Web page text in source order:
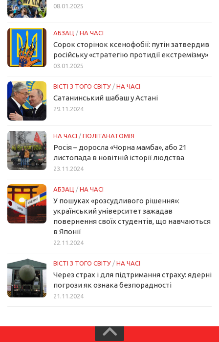
08.01.2025
АБЗАЦ / НА ЧАСІ
Сорок сторінок ксенофобії: путін затвердив
російську «стратегію протидії екстремізму»
03.01.2025
ВІСТІ З ТОГО СВІТУ / НА ЧАСІ
Сатанинський шабаш у Астані
29.11.2024
НА ЧАСІ / ПОЛІТАНАТОМІЯ
Росія – доросла «Чорна мамба», або 21
листопада в новітній історії людства
23.11.2024
АБЗАЦ / НА ЧАСІ
У пошуках «розсудливого рішення»:
український університет зажадав
повернення своїх студентів, що навчаються
в Японії
22.11.2024
ВІСТІ З ТОГО СВІТУ / НА ЧАСІ
Через страх і для підтримання страху: ядерні
погрози як ознака безпорадності
21.11.2024